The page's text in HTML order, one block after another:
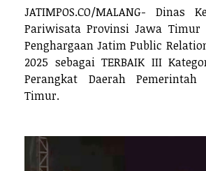
JATIMPOS.CO/MALANG- Dinas
Pariwisata Provinsi Jawa Timur
Penghargaan Jatim Public
2025 sebagai TERBAIK III
Perangkat Daerah
Timur.